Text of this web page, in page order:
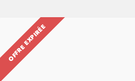
OFFRE EXPIRÉE